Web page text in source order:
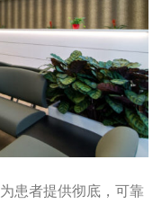
患者提供彻底，可靠